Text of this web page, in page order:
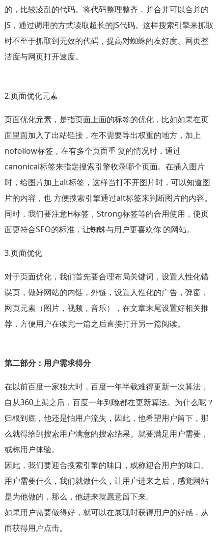
的，比较凌乱的代码。将代码整理整齐，并合并可以合并的
JS，通过调用的方式读取超长的JS代码。这样搜索引擎来抓取
时不至于抓取到无效的代码，提高对蜘蛛的友好度、网页整
洁度与网页打开速度。
2.页面优化元素
页面优化元素，是指页面上面的标签的优化，比如如果在页
面里面加入了出站链接，在不需要导出权重的地方，加上
nofollow标签，在有多个页面重 复的情况时，通过
canonical标签来指定搜索引擎收录哪个页面。在插入图片
时，给图片加上alt标签，这样当打不开图片时，可以知道图
片的内容，也 方便搜索引擎通过alt标签来判断图片的内容。
同时，我们要注意H标签，Strong标签等的合用使用，使页
面更符合SEO的标准，让蜘蛛与用户更喜欢你 的网站。
3.页面优化
对于页面优化，我们首先要合理布局关键词，设置人性化错
误页，做好网站的内链，外链，设置人性化的广告，弹窗，
网页元素（图片，视频，音乐），在文章末尾设置好相关推
荐，方便用户在读完一篇之后直接打开另一篇阅读。
第二部分：用户需求得分
在以前百度一家独大时，百度一年半载难得更新一次算法，
自从360上架之后，百度一年到晚都在更新算法。为什么呢？
归根到底，他还是怕用户流失，因此，他希望用户留下，那
么就得给到搜索用户满意的搜索结果。就要满足用户需要，
或称用户体验。
因此，我们要迎合搜索引擎的味口，或称迎合用户的味口。
用户需要什么，我们就做什么，让用户进来之后，感觉网站
是为他做的，那么，他进来就愿意留下来。
如果用户需要做得好，就可以在展现时获得用户的好感，从
而获得用户点击。